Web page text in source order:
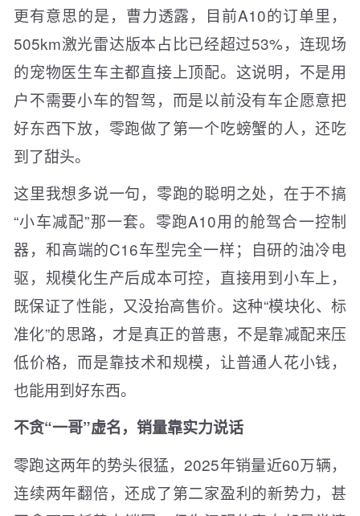
更有意思的是，曹力透露，目前A10的订单里，
505km激光雷达版本占比已经超过53%，连现场
的宠物医生车主都直接上顶配。这说明，不是用
户不需要小车的智驾，而是以前没有车企愿意把
好东西下放，零跑做了第一个吃螃蟹的人，还吃
到了甜头。
这里我想多说一句，零跑的聪明之处，在于不搞
“小车减配”那一套。零跑A10用的舱驾合一控制
器，和高端的C16车型完全一样；自研的油冷电
驱，规模化生产后成本可控，直接用到小车上，
既保证了性能，又没抬高售价。这种“模块化、标
准化”的思路，才是真正的普惠，不是靠减配来压
低价格，而是靠技术和规模，让普通人花小钱，
也能用到好东西。
不贪“一哥”虚名，销量靠实力说话
零跑这两年的势头很猛，2025年销量近60万辆，
连续两年翻倍，还成了第二家盈利的新势力，甚